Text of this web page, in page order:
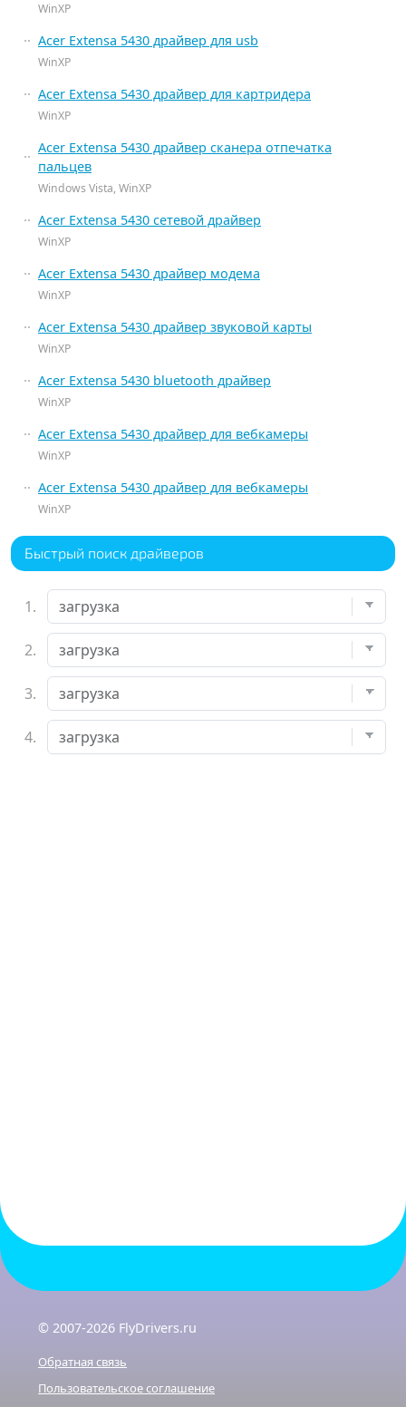
WinXP
Acer Extensa 5430 драйвер для usb
WinXP
Acer Extensa 5430 драйвер для картридера
WinXP
Acer Extensa 5430 драйвер сканера отпечатка
пальцев
Windows Vista, WinXP
Acer Extensa 5430 сетевой драйвер
WinXP
Acer Extensa 5430 драйвер модема
WinXP
Acer Extensa 5430 драйвер звуковой карты
WinXP
Acer Extensa 5430 bluetooth драйвер
WinXP
Acer Extensa 5430 драйвер для вебкамеры
WinXP
Acer Extensa 5430 драйвер для вебкамеры
WinXP
Быстрый поиск драйверов
1.
2.
3.
4.
© 2007-2026 FlyDrivers.ru
Обратная связь
Пользовательское соглашение